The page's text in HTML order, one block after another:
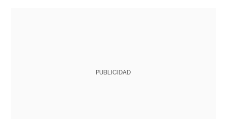
PUBLICIDAD